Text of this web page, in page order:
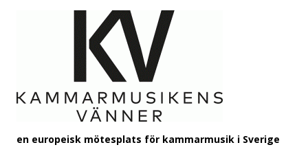
en europeisk mötesplats för kammarmusik i Sverige